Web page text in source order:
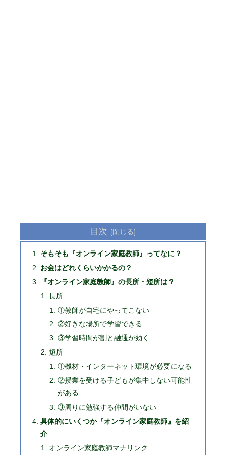
目次
そもそも『オンライン家庭教師』ってなに？
お金はどれくらいかかるの？
『オンライン家庭教師』の長所・短所は？
長所
①教師が自宅にやってこない
②好きな場所で学習できる
③学習時間が割と融通が効く
短所
①機材・インターネット環境が必要になる
②授業を受ける子どもが集中しない可能性
がある
③周りに勉強する仲間がいない
具体的にいくつか『オンライン家庭教師』を紹
介
オンライン家庭教師マナリンク